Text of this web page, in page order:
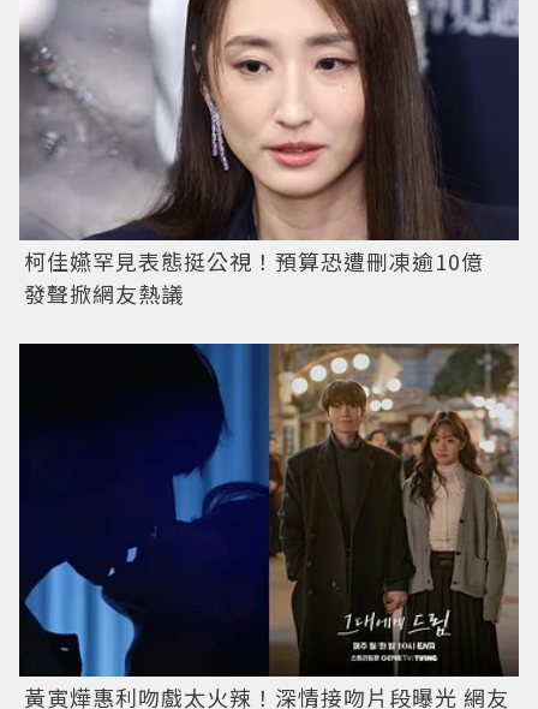
柯佳嬿罕見表態挺公視！預算恐遭刪凍逾10億
發聲掀網友熱議
黃寅燁惠利吻戲太火辣！深情接吻片段曝光 網友